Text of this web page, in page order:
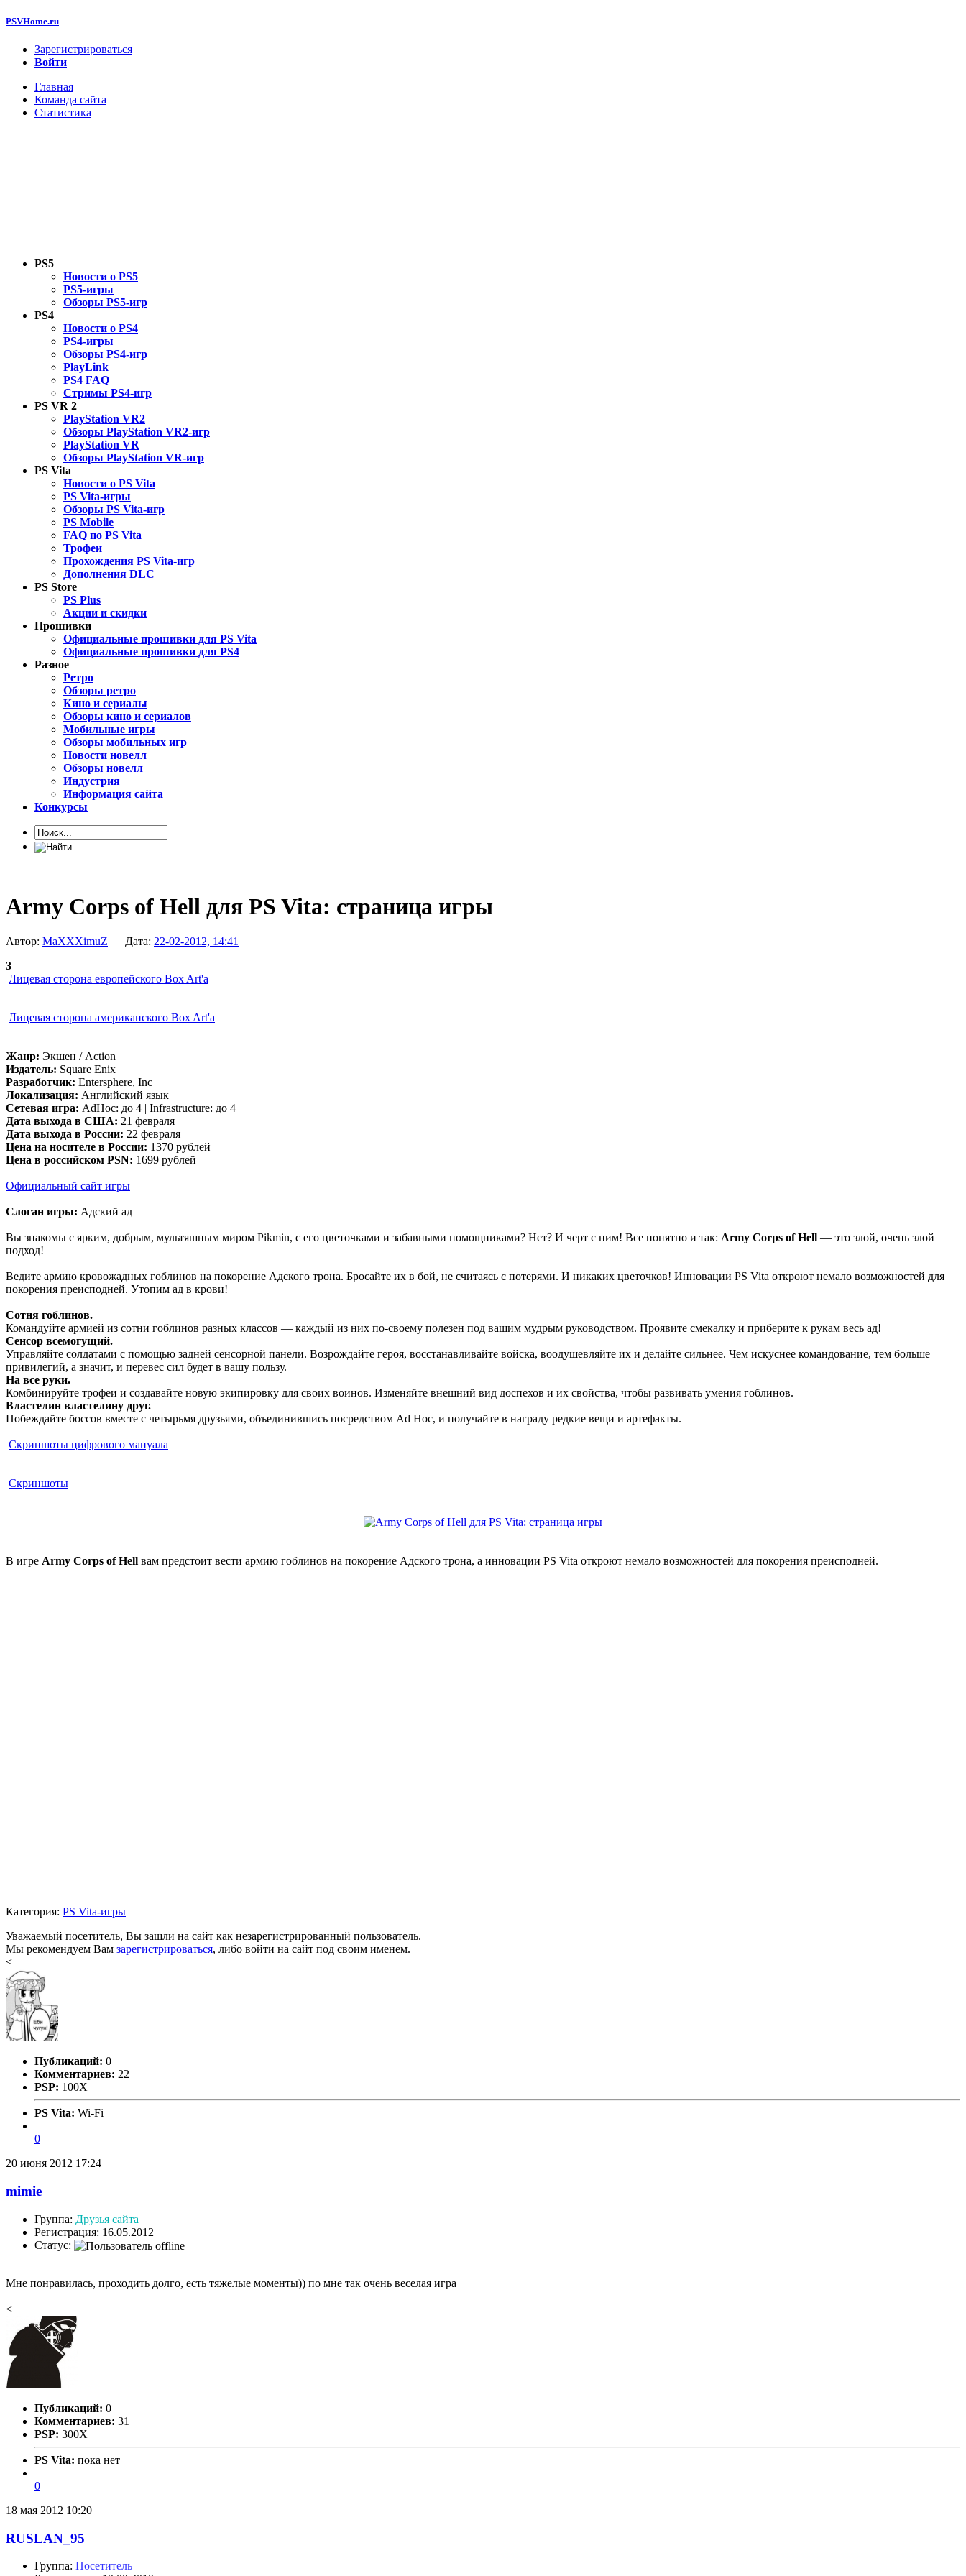
PSVHome.ru
Зарегистрироваться
Войти
Главная
Команда сайта
Статистика
PS5
Новости о PS5
PS5-игры
Обзоры PS5-игр
PS4
Новости о PS4
PS4-игры
Обзоры PS4-игр
PlayLink
PS4 FAQ
Стримы PS4-игр
PS VR 2
PlayStation VR2
Обзоры PlayStation VR2-игр
PlayStation VR
Обзоры PlayStation VR-игр
PS Vita
Новости о PS Vita
PS Vita-игры
Обзоры PS Vita-игр
PS Mobile
FAQ по PS Vita
Трофеи
Прохождения PS Vita-игр
Дополнения DLC
PS Store
PS Plus
Акции и скидки
Прошивки
Официальные прошивки для PS Vita
Официальные прошивки для PS4
Разное
Ретро
Обзоры ретро
Кино и сериалы
Обзоры кино и сериалов
Мобильные игры
Обзоры мобильных игр
Новости новелл
Обзоры новелл
Индустрия
Информация сайта
Конкурсы
Army Corps of Hell для PS Vita: страница игры
Автор: MaXXXimuZ Дата: 22-02-2012, 14:41
3
Лицевая сторона европейского Box Art'а
Лицевая сторона американского Box Art'а
Жанр: Экшен / Action
Издатель: Square Enix
Разработчик: Entersphere, Inc
Локализация: Английский язык
Сетевая игра: AdHoc: до 4 | Infrastructure: до 4
Дата выхода в США: 21 февраля
Дата выхода в России: 22 февраля
Цена на носителе в России: 1370 рублей
Цена в российском PSN: 1699 рублей
Официальный сайт игры
Слоган игры: Адский ад
Вы знакомы с ярким, добрым, мультяшным миром Pikmin, с его цветочками и забавными помощниками? Нет? И черт с ним! Все понятно и так: Army Corps of Hell — это злой, очень злой
подход!
Ведите армию кровожадных гоблинов на покорение Адского трона. Бросайте их в бой, не считаясь с потерями. И никаких цветочков! Инновации PS Vita откроют немало возможностей для
покорения преисподней. Утопим ад в крови!
Сотня гоблинов.
Командуйте армией из сотни гоблинов разных классов — каждый из них по-своему полезен под вашим мудрым руководством. Проявите смекалку и приберите к рукам весь ад!
Сенсор всемогущий.
Управляйте солдатами с помощью задней сенсорной панели. Возрождайте героя, восстанавливайте войска, воодушевляйте их и делайте сильнее. Чем искуснее командование, тем больше
привилегий, а значит, и перевес сил будет в вашу пользу.
На все руки.
Комбинируйте трофеи и создавайте новую экипировку для своих воинов. Изменяйте внешний вид доспехов и их свойства, чтобы развивать умения гоблинов.
Властелин властелину друг.
Побеждайте боссов вместе с четырьмя друзьями, объединившись посредством Ad Hoc, и получайте в награду редкие вещи и артефакты.
Скриншоты цифрового мануала
Скриншоты
В игре Army Corps of Hell вам предстоит вести армию гоблинов на покорение Адского трона, а инновации PS Vita откроют немало возможностей для покорения преисподней.
Категория: PS Vita-игры
Уважаемый посетитель, Вы зашли на сайт как незарегистрированный пользователь.
Мы рекомендуем Вам зарегистрироваться, либо войти на сайт под своим именем.
<
Публикаций: 0
Комментариев: 22
PSP: 100X
PS Vita: Wi-Fi
0
20 июня 2012 17:24
mimie
Группа: Друзья сайта
Регистрация: 16.05.2012
Статус:
Мне понравилась, проходить долго, есть тяжелые моменты)) по мне так очень веселая игра
<
Публикаций: 0
Комментариев: 31
PSP: 300X
PS Vita: пока нет
0
18 мая 2012 10:20
RUSLAN_95
Группа: Посетитель